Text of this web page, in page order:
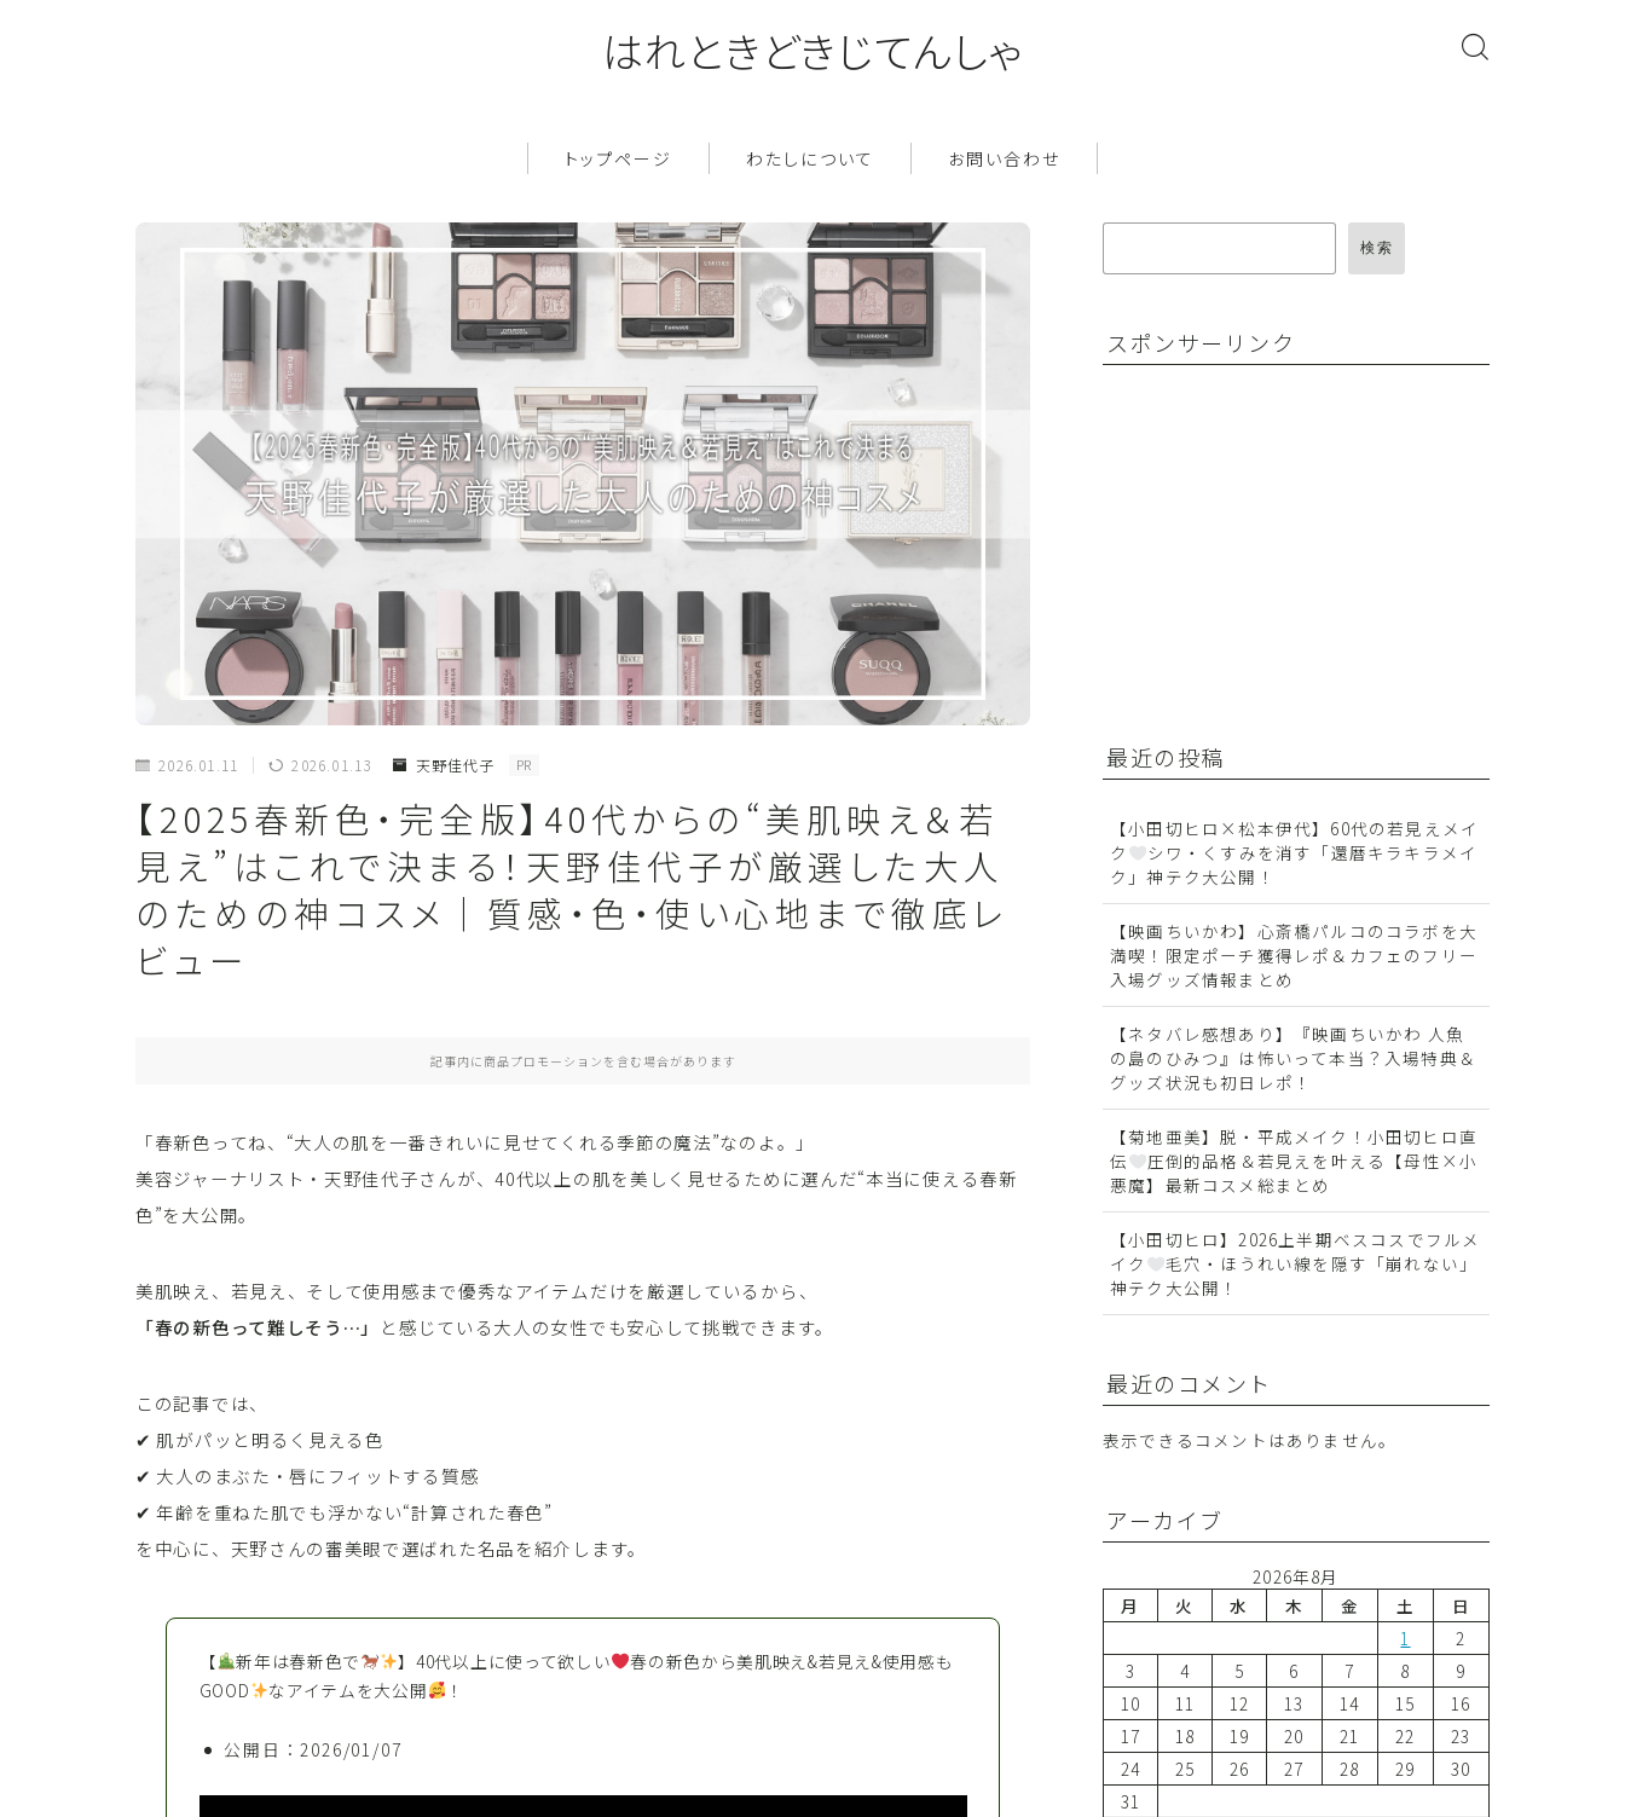
はれときどきじてんしゃ
トップページ わたしについて お問い合わせ
2026.01.11 2026.01.13 天野佳代子 PR
【2025春新色・完全版】40代からの“美肌映え＆若
見え”はこれで決まる！天野佳代子が厳選した大人
のための神コスメ｜質感・色・使い心地まで徹底レ
ビュー
記事内に商品プロモーションを含む場合があります
「春新色ってね、“大人の肌を一番きれいに見せてくれる季節の魔法”なのよ。」
美容ジャーナリスト・天野佳代子さんが、40代以上の肌を美しく見せるために選んだ“本当に使える春新
色”を大公開。
美肌映え、若見え、そして使用感まで優秀なアイテムだけを厳選しているから、
「春の新色って難しそう…」
と感じている大人の女性でも安心して挑戦できます。
この記事では、
✔ 肌がパッと明るく見える色
✔ 大人のまぶた・唇にフィットする質感
✔ 年齢を重ねた肌でも浮かない“計算された春色”
を中心に、天野さんの審美眼で選ばれた名品を紹介します。
【 新年は春新色で 】40代以上に使って欲しい
春の新色から美肌映え&若見え&使用感も
GOOD
なアイテムを大公開 ！
公開日：2026/01/07
検索
スポンサーリンク
最近の投稿
【小田切ヒロ×松本伊代】60代の若見えメイ
ク
シワ・くすみを消す「還暦キラキラメイ
ク」神テク大公開！
【映画ちいかわ】心斎橋パルコのコラボを大
満喫！限定ポーチ獲得レポ＆カフェのフリー
入場グッズ情報まとめ
【ネタバレ感想あり】『映画ちいかわ 人魚
の島のひみつ』は怖いって本当？入場特典＆
グッズ状況も初日レポ！
【菊地亜美】脱・平成メイク！小田切ヒロ直
伝
圧倒的品格＆若見えを叶える【母性×小
悪魔】最新コスメ総まとめ
【小田切ヒロ】2026上半期ベスコスでフルメ
イク
毛穴・ほうれい線を隠す「崩れない」
神テク大公開！
最近のコメント
表示できるコメントはありません。
アーカイブ
2026年8月
月
火 水 木 金 土
日
1
2
3
4 5 6 7 8
9
10
11 12 13 14 15
16
17
18 19 20 21 22
23
24
25 26 27 28 29
30
31